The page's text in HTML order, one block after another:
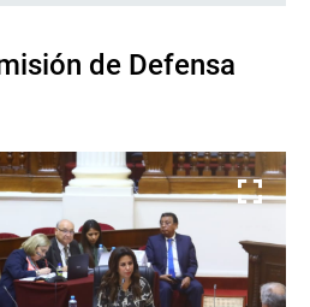
de Defensa